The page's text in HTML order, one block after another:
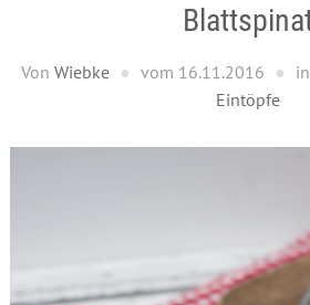
Von Wiebke vom 16.11.2016 in
Eintöpfe